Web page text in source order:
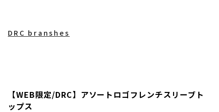
DRC branshes
【WEB限定/DRC】アソートロゴフレンチスリーブト
ップス